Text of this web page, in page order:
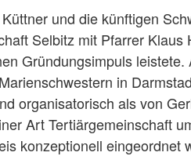
und die künftigen
Selbitz mit Pfarrer
Gründungsimpuls
in
organisatorisch als von
Art Tertiärgemeinschaft
konzeptionell eingeordnet